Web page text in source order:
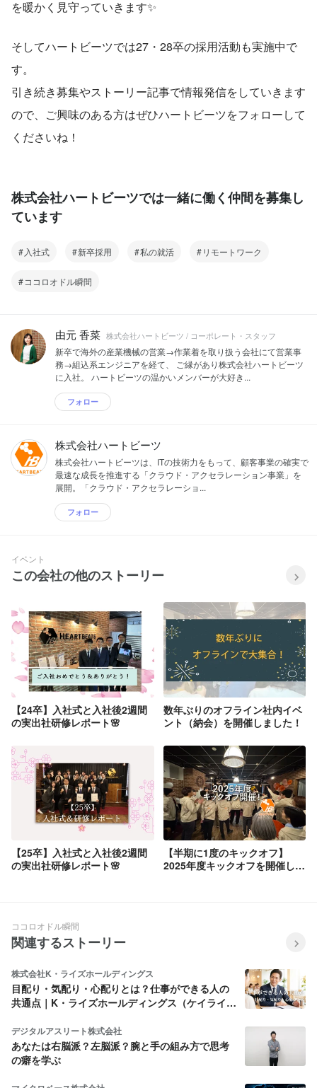
を暖かく見守っていきます✨
そしてハートビーツでは27・28卒の採用活動も実施中で
す。
引き続き募集やストーリー記事で情報発信をしていきます
ので、ご興味のある方はぜひハートビーツをフォローして
くださいね！
株式会社ハートビーツでは一緒に働く仲間を募集し
ています
入社式 新卒採用 私の就活 リモートワーク
ココロオドル瞬間
由元 香菜 株式会社ハートビーツ / コーポレート・スタッフ
新卒で海外の産業機械の営業→作業着を取り扱う会社にて営業事
務→組込系エンジニアを経て、 ご縁があり株式会社ハートビーツ
に入社。 ハートビーツの温かいメンバーが大好き...
フォロー
株式会社ハートビーツ
株式会社ハートビーツは、ITの技術力をもって、顧客事業の確実で
最速な成長を推進する「クラウド・アクセラレーション事業」を
展開。「クラウド・アクセラレーショ...
フォロー
イベント
この会社の他のストーリー
【24卒】入社式と入社後2週間
の実出社研修レポート🌸
数年ぶりのオフライン社内イベ
ント（納会）を開催しました！
【25卒】入社式と入社後2週間
の実出社研修レポート🌸
【半期に1度のキックオフ】
2025年度キックオフを開催しま
ココロオドル瞬間
関連するストーリー
株式会社K・ライズホールディングス
目配り・気配り・心配りとは？仕事ができる人の
共通点｜K・ライズホールディングス（ケイライ
デジタルアスリート株式会社
あなたは右脳派？左脳派？腕と手の組み方で思考
の癖を学ぶ